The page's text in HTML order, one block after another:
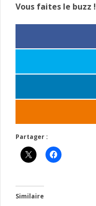
Vous faites le buzz !
Partager :
Similaire